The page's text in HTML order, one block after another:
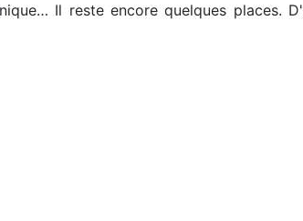
Il reste encore quelques places.